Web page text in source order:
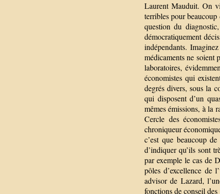
Laurent Mauduit. On
terribles pour
question du
démocratiquement
indépendants.
médicaments ne soient
laboratoires,
économistes qui
degrés divers, sous la
qui disposent d’un
mêmes émissions, à la
Cercle des
chroniqueur
c’est que beaucoup
d’indiquer qu’ils sont
par exemple le cas de
pôles d’excellence de
advisor de Lazard,
fonctions de conseil